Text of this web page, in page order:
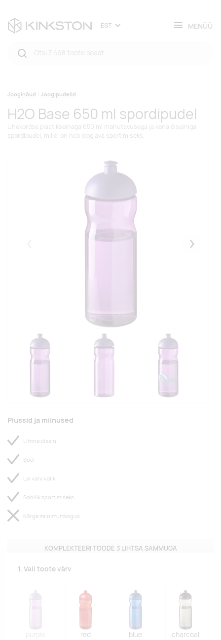
EST MENÜÜ
Jooginõud Joogipudelid
H2O Base 650 ml spordipudel
Ühekordse plastikseinaga 650 ml mahutavusega ja kena disainiga
spordipudel, millel on hea joogiava sportimiseks.
Plussid ja miinused
Lihtne disain
Sõel
Lai värvivalik
Sobilik sportimiseks
Kõrge miinimumkogus
KOMPLEKTEERI TOODE 3 LIHTSA SAMMUGA
1. Vali toote värv
red blue charcoal